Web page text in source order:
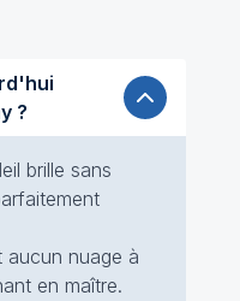
?
brille sans
aucun nuage à
en maître.